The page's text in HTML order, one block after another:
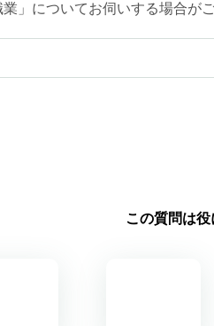
」についてお伺いする場合がご
この質問は